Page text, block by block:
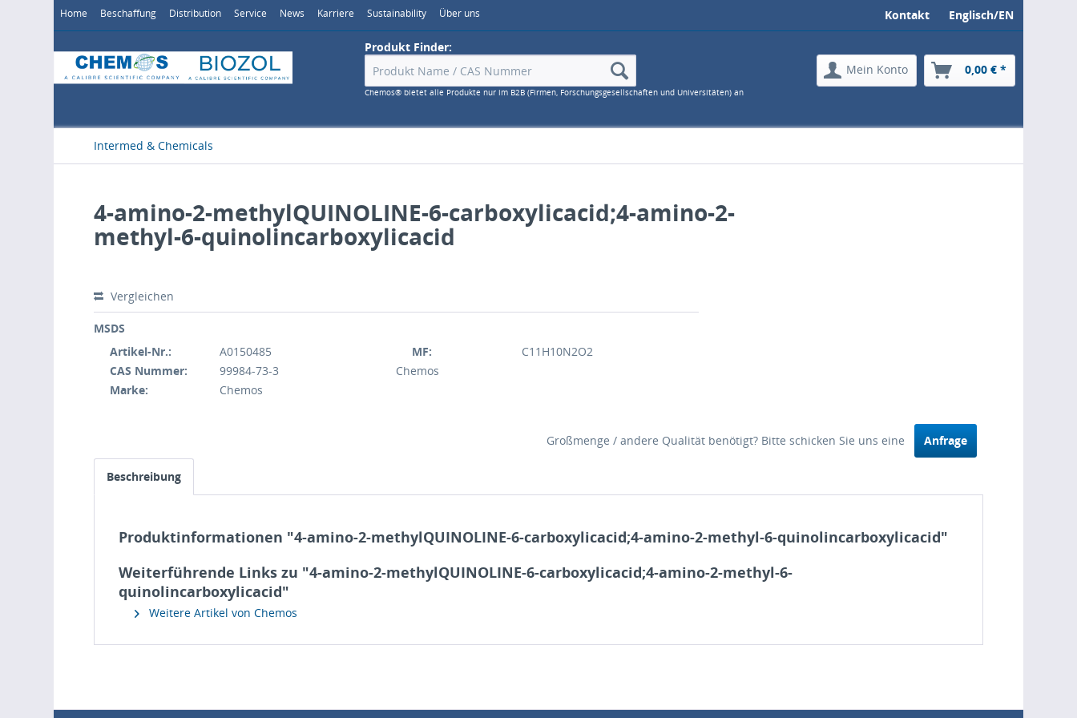
Home Beschaffung Distribution Service News Karriere Sustainability Über uns Englisch/EN
Kontakt
Produkt Finder:
Mein Konto
0,00 € *
Chemos® bietet alle Produkte nur im B2B (Firmen, Forschungsgesellschaften und Universitäten) an
Intermed & Chemicals
4-amino-2-methylQUINOLINE-6-carboxylicacid;4-amino-2-
methyl-6-quinolincarboxylicacid
Vergleichen
MSDS
Artikel-Nr.:
A0150485
CAS Nummer:
99984-73-3
Marke:
Chemos
MF:
C11H10N2O2
Chemos
Großmenge / andere Qualität benötigt? Bitte schicken Sie uns eine Anfrage
Beschreibung
Produktinformationen "4-amino-2-methylQUINOLINE-6-carboxylicacid;4-amino-2-methyl-6-quinolincarboxylicacid"
Weiterführende Links zu "4-amino-2-methylQUINOLINE-6-carboxylicacid;4-amino-2-methyl-6-
quinolincarboxylicacid"
Weitere Artikel von Chemos